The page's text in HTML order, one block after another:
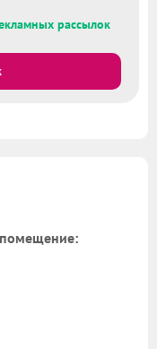
рассылок
помещение: